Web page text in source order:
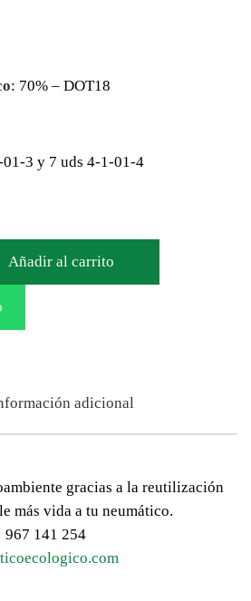
: 70% – DOT18
01-3 y 7 uds 4-1-01-4
Añadir al carrito
adicional
gracias a la reutilización
más vida a tu neumático.
967 141 254